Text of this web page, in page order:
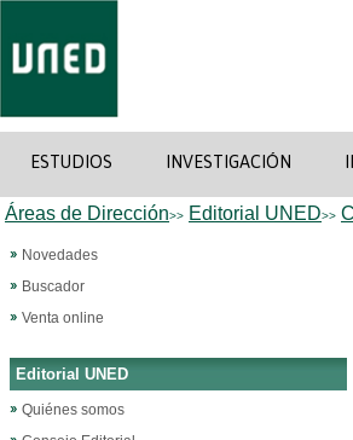
ESTUDIOS INVESTIGACIÓN
Áreas de Dirección>> Editorial UNED>>
Novedades
Buscador
Venta online
Editorial UNED
Quiénes somos